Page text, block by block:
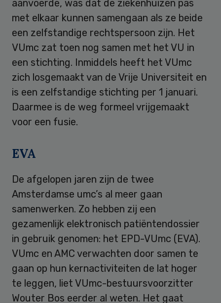
aanvoerde, was dat de ziekenhuizen pas
met elkaar kunnen samengaan als ze beide
een zelfstandige rechtspersoon zijn. Het
VUmc zat toen nog samen met het VU in
een stichting. Inmiddels heeft het VUmc
zich losgemaakt van de Vrije Universiteit en
is een zelfstandige stichting per 1 januari.
Daarmee is de weg formeel vrijgemaakt
voor een fusie.
EVA
De afgelopen jaren zijn de twee
Amsterdamse umc’s al meer gaan
samenwerken. Zo hebben zij een
gezamenlijk elektronisch patiëntendossier
in gebruik genomen: het EPD-VUmc (EVA).
VUmc en AMC verwachten door samen te
gaan op hun kernactiviteiten de lat hoger
te leggen, liet VUmc-bestuursvoorzitter
Wouter Bos eerder al weten. Het gaat